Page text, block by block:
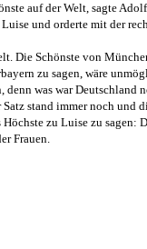
auf der Welt, sagte
und orderte mit der
Die Schönste von
zu sagen, wäre
denn was war
stand immer noch und
Höchste zu Luise zu
Frauen.